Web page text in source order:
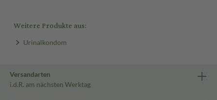
Weitere Produkte aus:
Urinalkondom
Versandarten
i.d.R. am nächsten Werktag